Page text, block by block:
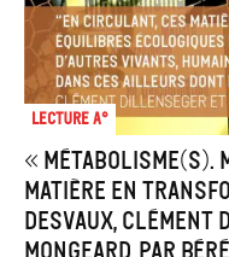
Lecture A°
«
matière en
Desvaux,
Mongeard, par